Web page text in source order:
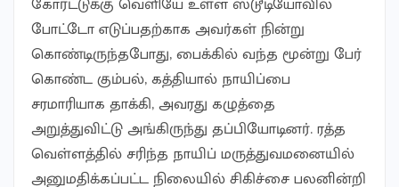
போட்டோ எடுப்பதற்காக அவர்கள் நின்று
கொண்டிருந்தபோது, பைக்கில் வந்த மூன்று பேர்
கொண்ட கும்பல், கத்தியால் நாயிப்பை
சரமாரியாக தாக்கி, அவரது கழுத்தை
அறுத்துவிட்டு அங்கிருந்து தப்பியோடினர். ரத்த
வெள்ளத்தில் சரிந்த நாயிப் மருத்துவமனையில்
அனுமதிக்கப்பட்ட நிலையில் சிகிச்சை பலனின்றி